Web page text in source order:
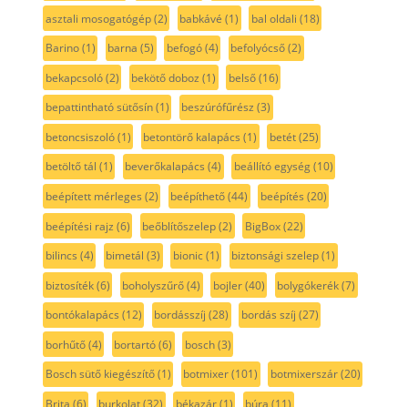
asztali mosogatógép(2) babkávé (1) bal oldali (18)
Barino(1) barna (5) befogó(4) befolyócső(2)
bekapcsoló(2) bekötő doboz (1) belső(16)
bepattintható sütősín(1) beszúrófűrész (3)
betoncsiszoló(1) betontörő kalapács (1) betét(25)
betöltő tál (1) beverőkalapács (4) beállító egység(10)
beépített mérleges (2) beépíthető(44) beépítés (20)
beépítési rajz (6) beőblítőszelep(2) BigBox(22)
bilincs (4) bimetál (3) bionic(1) biztonsági szelep(1)
biztosíték(6) boholyszűrő(4) bojler(40) bolygókerék(7)
bontókalapács (12) bordásszíj (28) bordás szíj (27)
borhűtő(4) bortartó(6) bosch(3)
Bosch sütő kiegészítő(1) botmixer(101) botmixerszár(20)
Brita (6) burkolat(32) békazár(1) búra (11)